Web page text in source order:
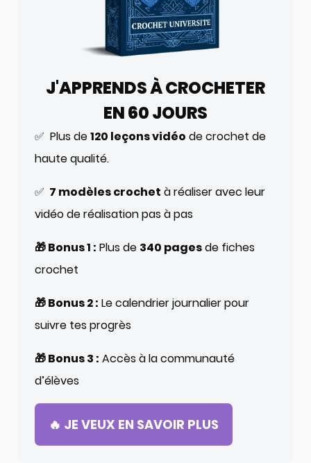
J'APPRENDS À CROCHETER
EN 60 JOURS
✅ Plus de120 leçons vidéo de crochet de
haute qualité.
✅ 7 modèles crochet à réaliser avec leur
vidéo de réalisation pas à pas
🎁 Bonus 1 : Plus de 340 pagesde fiches
crochet
🎁 Bonus 2 : Le calendrier journalier pour
suivre tes progrès
🎁 Bonus 3 : Accès à la communauté
d’élèves
🔥 JE VEUX EN SAVOIR PLUS